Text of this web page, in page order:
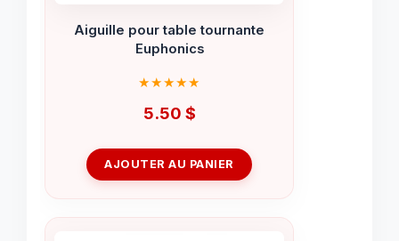
Aiguille pour table tournante
Euphonics
5.50 $
AJOUTER AU PANIER